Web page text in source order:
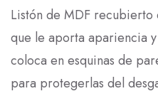
Listón de MDF
que le aporta apariencia
coloca en esquinas de
para protegerlas del